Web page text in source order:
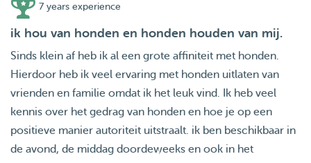
7 years experience
ik hou van honden en honden houden van mij.
Sinds klein af heb ik al een grote affiniteit met honden.
Hierdoor heb ik veel ervaring met honden uitlaten van
vrienden en familie omdat ik het leuk vind. Ik heb veel
kennis over het gedrag van honden en hoe je op een
positieve manier autoriteit uitstraalt. ik ben beschikbaar in
de avond, de middag doordeweeks en ook in het